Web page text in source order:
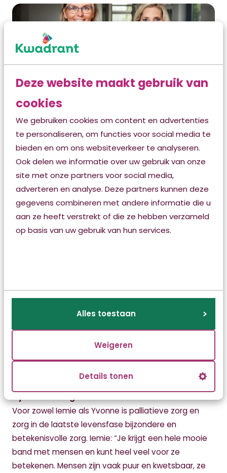
Deze website maakt gebruik van
cookies
We gebruiken cookies om content en advertenties
te personaliseren, om functies voor social media te
bieden en om ons websiteverkeer te analyseren.
Ook delen we informatie over uw gebruik van onze
site met onze partners voor social media,
adverteren en analyse. Deze partners kunnen deze
gegevens combineren met andere informatie die u
aan ze heeft verstrekt of die ze hebben verzameld
op basis van uw gebruik van hun services.
Alles toestaan
Weigeren
Details tonen
‘Mensen zijn vaak
puur en kwetsbaar'
Impact op medewerkers
Volgens Iemie en Yvonne moet niet onderschat
worden wat de impact van het overlijden van
cliënten op medewerkers is. “Zij hebben veel met de
daarmee om te gaan. Daarom gaan we er in 2023
Iemand die hiervoor opgeleid wordt en er tijd voor
krijgt. Collega’s kunnen deze experts gebruiken als
vraagbaak. En de experts kunnen ook meekijken met
casussen die ingewikkeld zijn, coaching on the job. Zo
leren we van elkaar.”
Voor zowel Iemie als Yvonne is palliatieve zorg en
zorg in de laatste levensfase bijzondere en
betekenisvolle zorg. Iemie: “Je krijgt een hele mooie
band met mensen en kunt heel veel voor ze
betekenen. Mensen zijn vaak puur en kwetsbaar, ze